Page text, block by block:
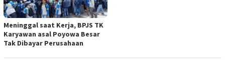
Meninggal saat Kerja, BPJS TK
Karyawan asal Poyowa Besar
Tak Dibayar Perusahaan